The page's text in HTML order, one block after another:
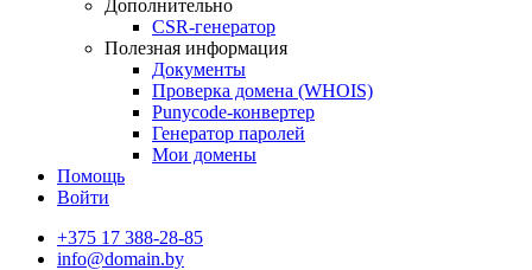
Дополнительно
CSR-генератор
Полезная информация
Документы
Проверка домена (WHOIS)
Punycode-конвертер
Генератор паролей
Мои домены
Помощь
Войти
+375 17 388-28-85
info@domain.by